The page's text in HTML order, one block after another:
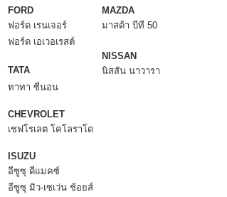
FORD
MAZDA
ฟอร์ด เรนเจอร์
มาสด้า บีที 50
ฟอร์ด เอเวอเรสต์
NISSAN
TATA
นิสสัน นาวารา
ทาทา ซีนอน
CHEVROLET
เชฟโรเลต โคโลราโด
ISUZU
อีซูซุ ดีแมคซ์
อีซูซุ มิว-เซเว่น ช้อยส์